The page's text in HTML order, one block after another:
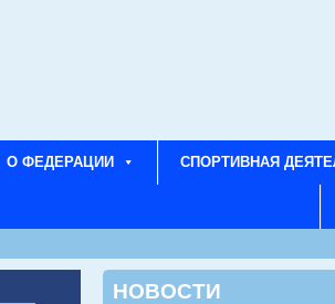
О ФЕДЕРАЦИИ СПОРТИВНАЯ
НОВОСТИ